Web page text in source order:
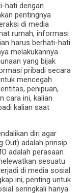
hati dengan
pentingnya
di media
rumah, informasi
harus berhati-hati
melakukannya
yang bijak
pribadi secara
mencegah
penipuan,
cara ini, kalian
kalian saat
diri agar
Out) adalah prinsip
adalah perasaan
sesuatu
di media sosial.
ini, penting untuk
seringkali hanya